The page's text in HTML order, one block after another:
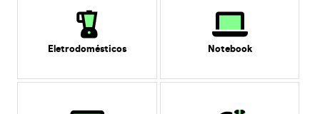
Eletrodomésticos Notebook